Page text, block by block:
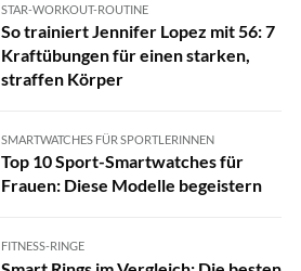
STAR-WORKOUT-ROUTINE
So trainiert Jennifer Lopez mit 56: 7
Kraftübungen für einen starken,
straffen Körper
SMARTWATCHES FÜR SPORTLERINNEN
Top 10 Sport-Smartwatches für
Frauen: Diese Modelle begeistern
FITNESS-RINGE